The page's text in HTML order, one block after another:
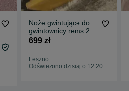
Noże gwintujące do
gwintownicy rems 2,5
3 4 cale narzynki
699 zł
Leszno
Odświeżono dzisiaj o 12:20